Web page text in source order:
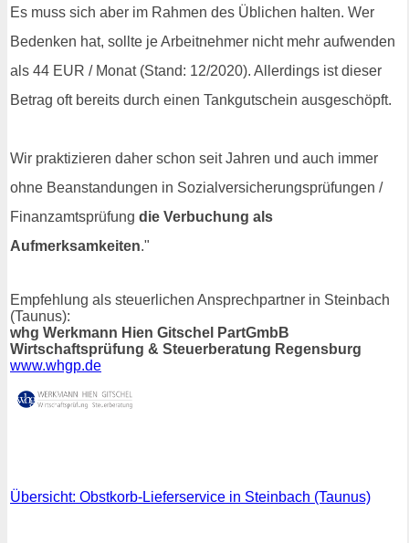
Es muss sich aber im Rahmen des Üblichen halten. Wer
Bedenken hat, sollte je Arbeitnehmer nicht mehr aufwenden
als 44 EUR / Monat (Stand: 12/2020). Allerdings ist dieser
Betrag oft bereits durch einen Tankgutschein ausgeschöpft.
Wir praktizieren daher schon seit Jahren und auch immer
ohne Beanstandungen in Sozialversicherungsprüfungen /
Finanzamtsprüfung die Verbuchung als
Aufmerksamkeiten."
Empfehlung als steuerlichen Ansprechpartner in Steinbach
(Taunus):
whg Werkmann Hien Gitschel PartGmbB
Wirtschaftsprüfung & Steuerberatung Regensburg
www.whgp.de
Übersicht: Obstkorb-Lieferservice in Steinbach (Taunus)